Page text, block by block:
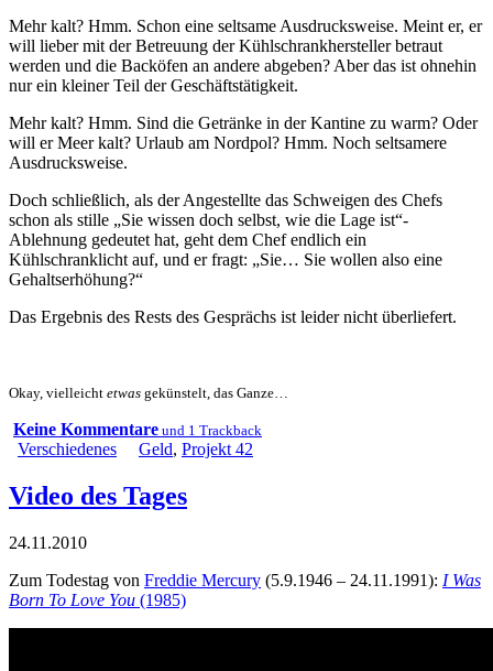
Mehr kalt? Hmm. Schon eine seltsame Ausdrucksweise. Meint er, er
will lieber mit der Betreuung der Kühlschrankhersteller betraut
werden und die Backöfen an andere abgeben? Aber das ist ohnehin
nur ein kleiner Teil der Geschäftstätigkeit.
Mehr kalt? Hmm. Sind die Getränke in der Kantine zu warm? Oder
will er Meer kalt? Urlaub am Nordpol? Hmm. Noch seltsamere
Ausdrucksweise.
Doch schließlich, als der Angestellte das Schweigen des Chefs
schon als stille „Sie wissen doch selbst, wie die Lage ist“-
Ablehnung gedeutet hat, geht dem Chef endlich ein
Kühlschranklicht auf, und er fragt: „Sie… Sie wollen also eine
Gehaltserhöhung?“
Das Ergebnis des Rests des Gesprächs ist leider nicht überliefert.
Okay, vielleicht etwas gekünstelt, das Ganze…
Keine Kommentare und 1 Trackback
Verschiedenes Geld, Projekt 42
Video des Tages
24.11.2010
Zum Todestag von Freddie Mercury (5.9.1946 – 24.11.1991): I Was
Born To Love You (1985)